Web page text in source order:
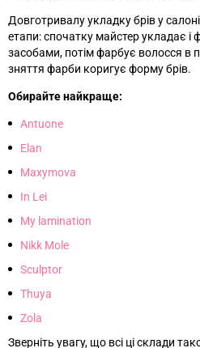
Довготривалу укладку брів у
етапи: спочатку майстер укладає і
засобами, потім фарбує волосся в
зняття фарби коригує форму брів.
Обирайте найкраще:
Antuone
Elan
Maxymova
In Lei
My lamination
Nikk Mole
Sculptor
Thuya
Zola
Зверніть увагу, що всі ці склади